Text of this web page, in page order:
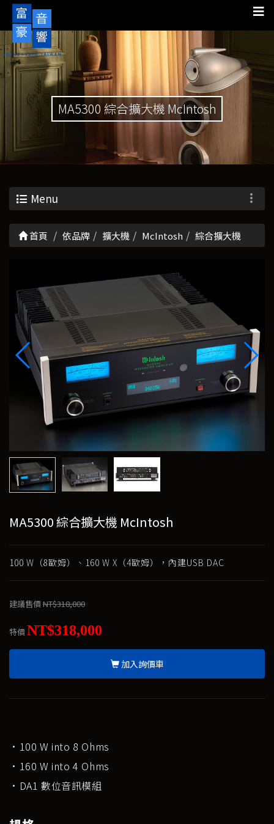
MA5300 綜合擴大機 McIntosh
Menu
首頁 依品牌 擴大機 McIntosh 綜合擴大機
MA5300 綜合擴大機 McIntosh
100 W（8歐姆）、160 W X（4歐姆），內建USB DAC
建議售價NT$318,000
特價NT$318,000
加入詢價車
·100 W into 8 Ohms
·160 W into 4 Ohms
·DA1 數位音訊模組